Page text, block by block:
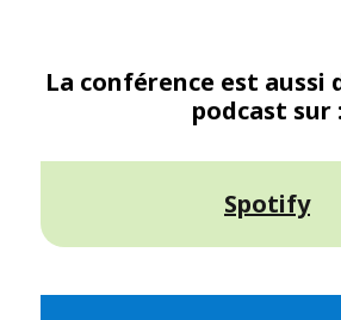
La conférence est aussi
podcast sur :
Spotify